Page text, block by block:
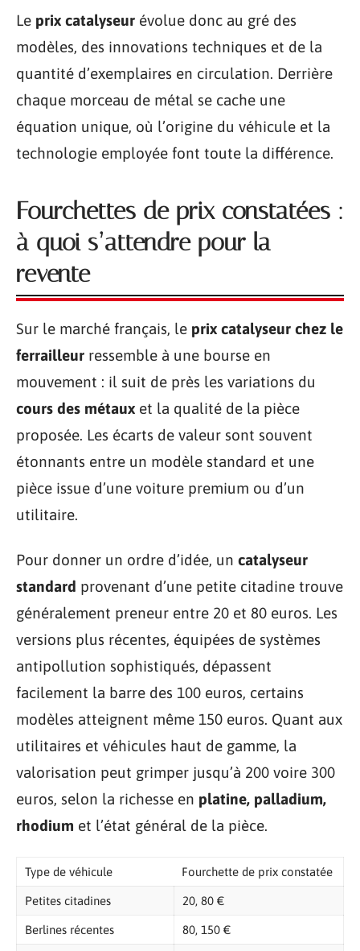
Le prix catalyseur évolue donc au gré des
modèles, des innovations techniques et de la
quantité d’exemplaires en circulation. Derrière
chaque morceau de métal se cache une
équation unique, où l’origine du véhicule et la
technologie employée font toute la différence.
Fourchettes de prix constatées :
à quoi s’attendre pour la
revente
Sur le marché français, le prix catalyseur chez le
ferrailleur ressemble à une bourse en
mouvement : il suit de près les variations du
cours des métaux et la qualité de la pièce
proposée. Les écarts de valeur sont souvent
étonnants entre un modèle standard et une
pièce issue d’une voiture premium ou d’un
utilitaire.
Pour donner un ordre d’idée, un catalyseur
standard provenant d’une petite citadine trouve
généralement preneur entre 20 et 80 euros. Les
versions plus récentes, équipées de systèmes
antipollution sophistiqués, dépassent
facilement la barre des 100 euros, certains
modèles atteignent même 150 euros. Quant aux
utilitaires et véhicules haut de gamme, la
valorisation peut grimper jusqu’à 200 voire 300
euros, selon la richesse en platine, palladium,
rhodium et l’état général de la pièce.
Type de véhicule Fourchette de prix constatée
Petites citadines 20, 80 €
Berlines récentes 80, 150 €